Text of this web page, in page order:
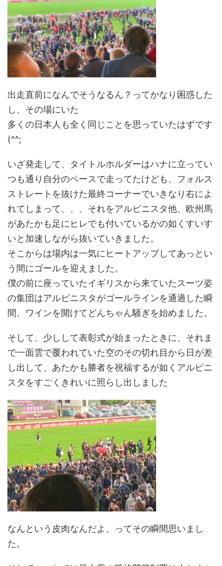
出走直前になんでそうなるん？ってかなり困惑した
し、その場にいた
多くの日本人も全く同じことを思っていたはずです
(^^;
いざ発走して、タイトルホルダーはハナに立ってい
つも通り自分のペースで走ってたけども、フォルス
ストレートを抜けた最終コーナーでいきなり右によ
れてしまって、、、それをアルピニスタ他、欧州馬
があたかも足にヒレでも付いているかの如くすいす
いと加速しながら抜いていきました。
そこからは場内は一気にヒートアップしてあっとい
う間にゴールを迎えました。
僕の前に座っていたイギリスから来ていたスーツ姿
の集団はアルピニスタがゴールラインを通過した瞬
間、ワインを開けてどんちゃん騒ぎを始めました。
そして、少しして表彰式が始まったときに、それま
で一面雲で覆われていた空のその切れ目から日が差
し出して、あたかも勝者を祝福するが如くアルピニ
スタをすごくきれいに照らし出しました
なんという皮肉なんだよ、ってその瞬間思いまし
た。